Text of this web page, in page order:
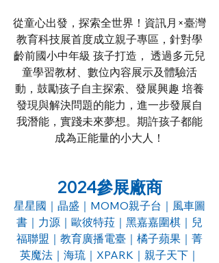
從童心出發，探索全世界！資訊月×臺灣
教育科技展首度成立親子專區，針對學
齡前國小中年級 孩子打造， 透過多元兒
童學習教材、數位內容展示及體驗活
動，鼓勵孩子自主探索、發展興趣 培養
發現與解決問題的能力，進一步發展自
我潛能，實踐未來夢想。期許孩子都能
成為正能量的小大人！
2024參展廠商
星星國｜晶盛｜MOMO親子台｜風車圖
書｜力源｜歐彼特菈｜黑嘉嘉圍棋｜兒
福聯盟｜教育廣播電臺｜橘子蘋果｜菁
英魔法｜海琉｜XPARK｜親子天下｜